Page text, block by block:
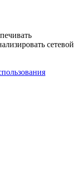
сетевой